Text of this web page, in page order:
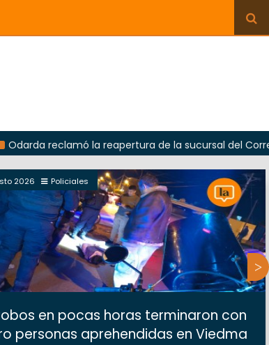
la reapertura de la sucursal del Correo
2026 Policiales
en pocas horas terminaron con
personas aprehendidas en Viedma